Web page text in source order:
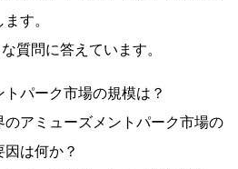
す。
質問に答えています。
パーク市場の規模は？
アミューズメントパーク市場の
は何か？